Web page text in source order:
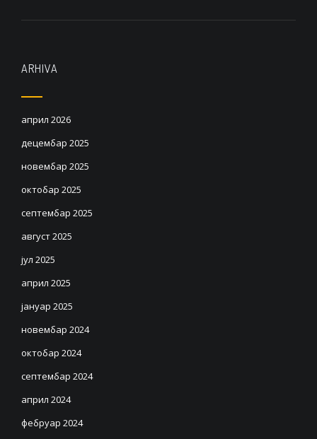
ARHIVA
април 2026
децембар 2025
новембар 2025
октобар 2025
септембар 2025
август 2025
јул 2025
април 2025
јануар 2025
новембар 2024
октобар 2024
септембар 2024
април 2024
фебруар 2024